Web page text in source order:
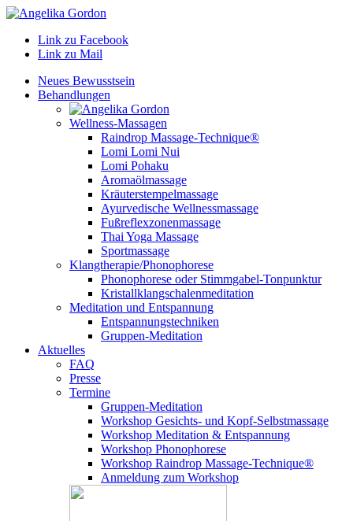
Link zu Facebook
Link zu Mail
Neues Bewusstsein
Behandlungen
Wellness-Massagen
Raindrop Massage-Technique®
Lomi Lomi Nui
Lomi Pohaku
Aromaölmassage
Kräuterstempelmassage
Ayurvedische Wellnessmassage
Fußreflexzonenmassage
Thai Yoga Massage
Sportmassage
Klangtherapie/Phonophorese
Phonophorese oder Stimmgabel-Tonpunktur
Kristallklangschalenmeditation
Meditation und Entspannung
Entspannungstechniken
Gruppen-Meditation
Aktuelles
FAQ
Presse
Termine
Gruppen-Meditation
Workshop Gesichts- und Kopf-Selbstmassage
Workshop Meditation & Entspannung
Workshop Phonophorese
Workshop Raindrop Massage-Technique®
Anmeldung zum Workshop